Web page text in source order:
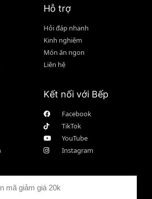
Hỗ trợ
Hỏi đáp nhanh
Kinh nghiệm
Món ăn ngon
Liên hệ
Kết nối với Bếp
Facebook
TikTok
YouTube
Instagram